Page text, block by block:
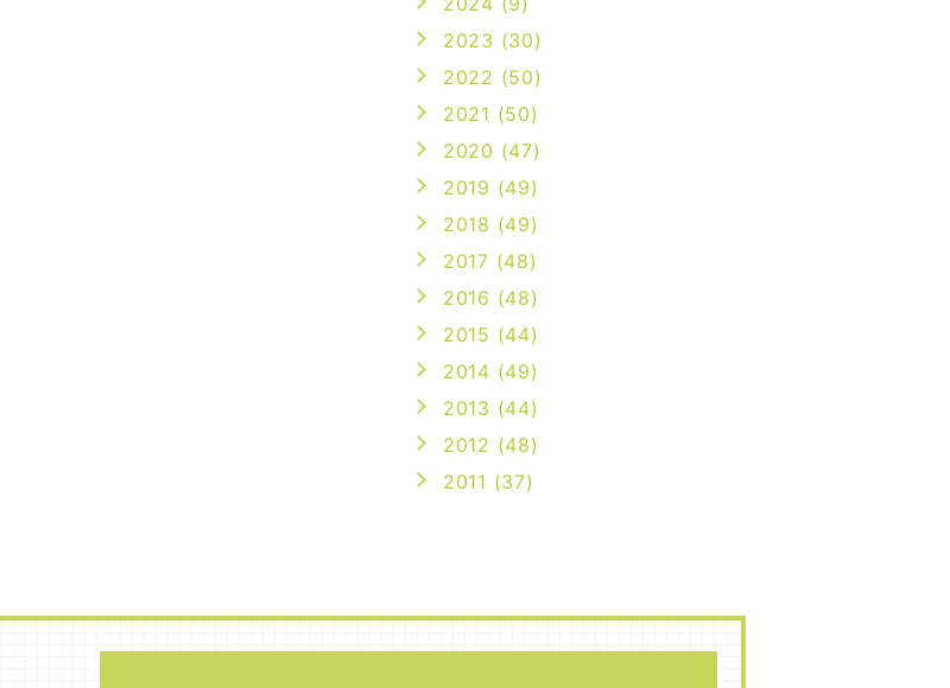
2023 (30)
2022 (50)
2021 (50)
2020 (47)
2019 (49)
2018 (49)
2017 (48)
2016 (48)
2015 (44)
2014 (49)
2013 (44)
2012 (48)
2011 (37)